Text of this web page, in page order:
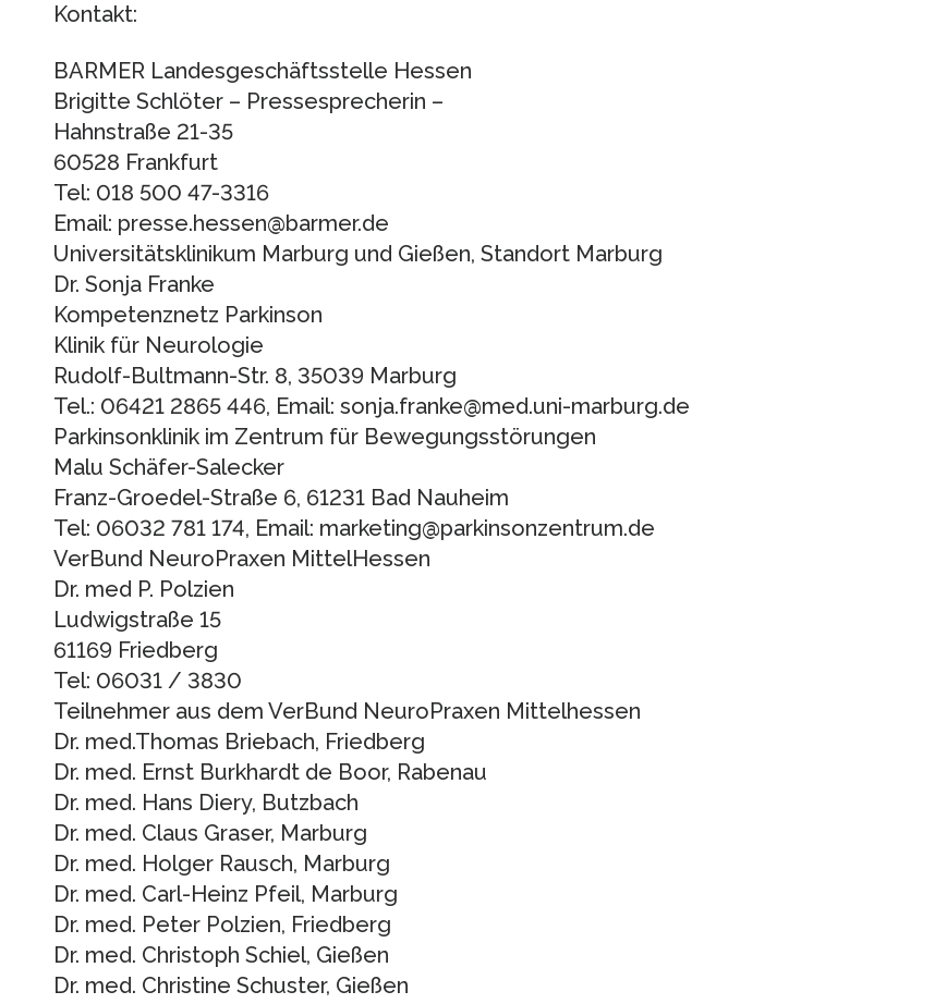
Kontakt:
BARMER Landesgeschäftsstelle Hessen
Brigitte Schlöter – Pressesprecherin –
Hahnstraße 21-35
60528 Frankfurt
Tel: 018 500 47-3316
Email: presse.hessen@barmer.de
Universitätsklinikum Marburg und Gießen, Standort Marburg
Dr. Sonja Franke
Kompetenznetz Parkinson
Klinik für Neurologie
Rudolf-Bultmann-Str. 8, 35039 Marburg
Tel.: 06421 2865 446, Email: sonja.franke@med.uni-marburg.de
Parkinsonklinik im Zentrum für Bewegungsstörungen
Malu Schäfer-Salecker
Franz-Groedel-Straße 6, 61231 Bad Nauheim
Tel: 06032 781 174, Email: marketing@parkinsonzentrum.de
VerBund NeuroPraxen MittelHessen
Dr. med P. Polzien
Ludwigstraße 15
61169 Friedberg
Tel: 06031 / 3830
Teilnehmer aus dem VerBund NeuroPraxen Mittelhessen
Dr. med.Thomas Briebach, Friedberg
Dr. med. Ernst Burkhardt de Boor, Rabenau
Dr. med. Hans Diery, Butzbach
Dr. med. Claus Graser, Marburg
Dr. med. Holger Rausch, Marburg
Dr. med. Carl-Heinz Pfeil, Marburg
Dr. med. Peter Polzien, Friedberg
Dr. med. Christoph Schiel, Gießen
Dr. med. Christine Schuster, Gießen